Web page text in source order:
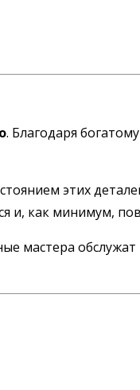
. Благодаря
этих
и, как минимум,
мастера